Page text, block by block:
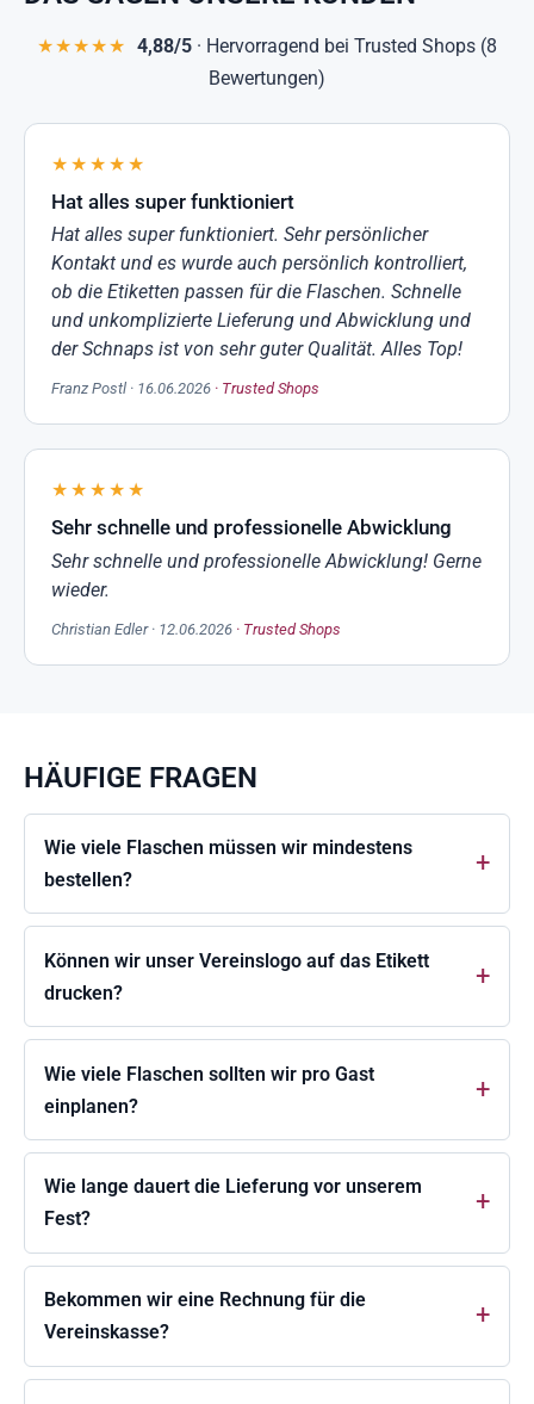
★★★★★ 4,88/5 · Hervorragend bei Trusted Shops (8
Bewertungen)
★★★★★
Hat alles super funktioniert
Hat alles super funktioniert. Sehr persönlicher
Kontakt und es wurde auch persönlich kontrolliert,
ob die Etiketten passen für die Flaschen. Schnelle
und unkomplizierte Lieferung und Abwicklung und
der Schnaps ist von sehr guter Qualität. Alles Top!
Franz Postl · 16.06.2026 · Trusted Shops
★★★★★
Sehr schnelle und professionelle Abwicklung
Sehr schnelle und professionelle Abwicklung! Gerne
wieder.
Christian Edler · 12.06.2026 · Trusted Shops
HÄUFIGE FRAGEN
Wie viele Flaschen müssen wir mindestens
bestellen?
Können wir unser Vereinslogo auf das Etikett
drucken?
Wie viele Flaschen sollten wir pro Gast
einplanen?
Wie lange dauert die Lieferung vor unserem
Fest?
Bekommen wir eine Rechnung für die
Vereinskasse?